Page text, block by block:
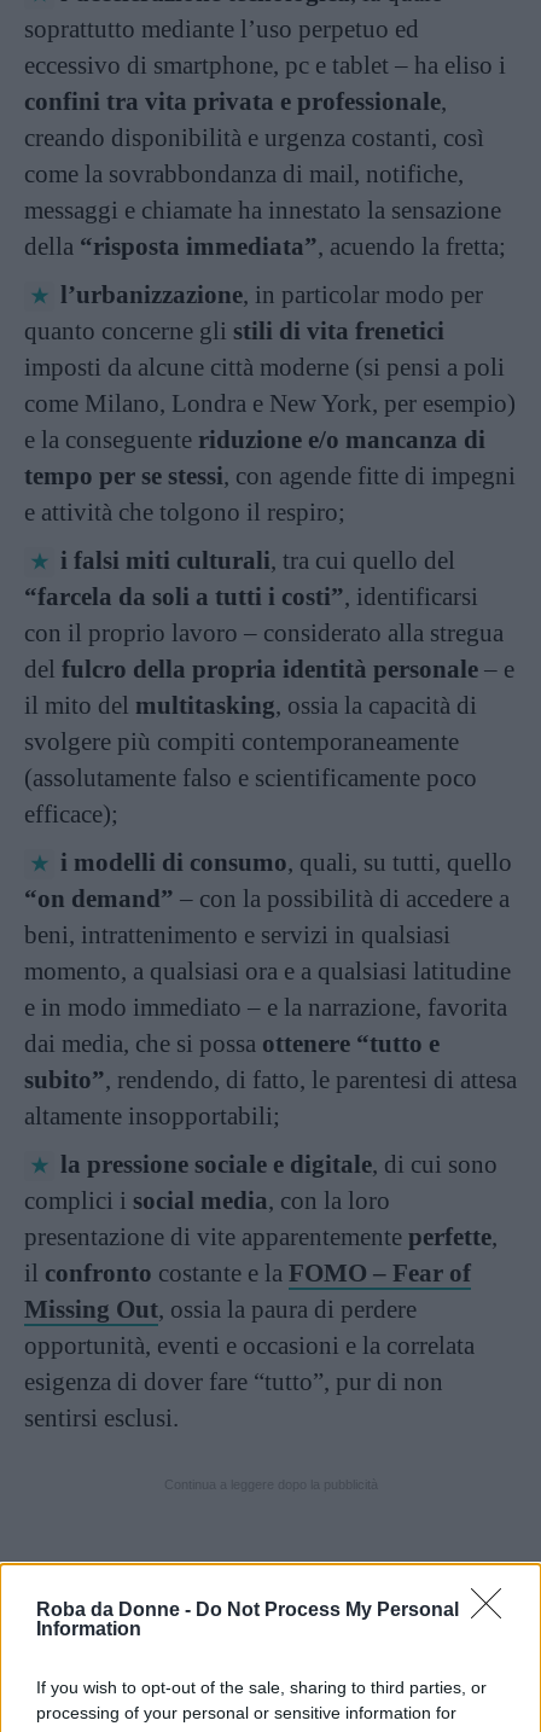
Roba da Donne - Do Not Process My Personal
Information
If you wish to opt-out of the sale, sharing to third parties, or
processing of your personal or sensitive information for
soprattutto mediante l’uso perpetuo ed
eccessivo di smartphone, pc e tablet – ha eliso i
confini tra vita privata e professionale,
creando disponibilità e urgenza costanti, così
come la sovrabbondanza di mail, notifiche,
messaggi e chiamate ha innestato la sensazione
della “risposta immediata”, acuendo la fretta;
l’urbanizzazione, in particolar modo per
quanto concerne gli stili di vita frenetici
imposti da alcune città moderne (si pensi a poli
come Milano, Londra e New York, per esempio)
e la conseguente riduzione e/o mancanza di
tempo per se stessi, con agende fitte di impegni
e attività che tolgono il respiro;
i falsi miti culturali, tra cui quello del
“farcela da soli a tutti i costi”, identificarsi
con il proprio lavoro – considerato alla stregua
del fulcro della propria identità personale – e
il mito del multitasking, ossia la capacità di
svolgere più compiti contemporaneamente
(assolutamente falso e scientificamente poco
efficace);
i modelli di consumo, quali, su tutti, quello
“on demand” – con la possibilità di accedere a
beni, intrattenimento e servizi in qualsiasi
momento, a qualsiasi ora e a qualsiasi latitudine
e in modo immediato – e la narrazione, favorita
dai media, che si possa ottenere “tutto e
subito”, rendendo, di fatto, le parentesi di attesa
altamente insopportabili;
la pressione sociale e digitale, di cui sono
complici i social media, con la loro
presentazione di vite apparentemente perfette,
il confronto costante e la FOMO – Fear of
Missing Out, ossia la paura di perdere
opportunità, eventi e occasioni e la correlata
esigenza di dover fare “tutto”, pur di non
sentirsi esclusi.